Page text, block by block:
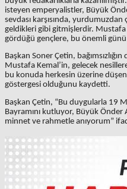
isteyen emperyalistler, Büyük
sevdası karşısında,
geldikleri gibi gitmişlerdir.
gördüğü gençlere, bu önemli
Başkan Soner Çetin,
Mustafa Kemal’in, gelecek
bu konuda herkesin üzerine
göstergesi olduğunu kaydetti.
Başkan Çetin, “Bu duygularla 19
Bayramını kutluyor, Büyük Önder
minnet ve rahmetle anıyorum”